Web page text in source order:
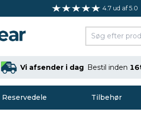
4.7 ud af 5.0
Vi afsender i dag Bestil inden
Reservedele Tilbehør